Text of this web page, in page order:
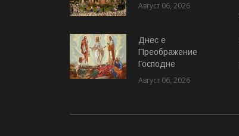
Август 06, 2026
Днес е
Преображение
Господне
Август 06, 2026